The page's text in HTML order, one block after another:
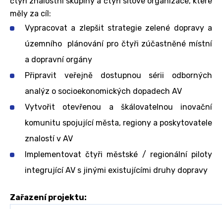
měly za cíl:
Vypracovat a zlepšit strategie zelené dopravy a
územního plánování pro čtyři zúčastněné místní
a dopravní orgány
Připravit veřejně dostupnou sérii odborných
analýz o socioekonomických dopadech AV
Vytvořit otevřenou a škálovatelnou inovační
komunitu spojující města, regiony a poskytovatele
znalostí v AV
Implementovat čtyři městské / regionální piloty
integrující AV s jinými existujícími druhy dopravy
Zařazení projektu: